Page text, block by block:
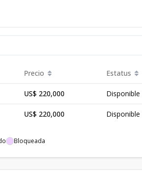
Precio Estatus
US$ 220,000 Disponible
US$ 220,000 Disponible
Bloqueada